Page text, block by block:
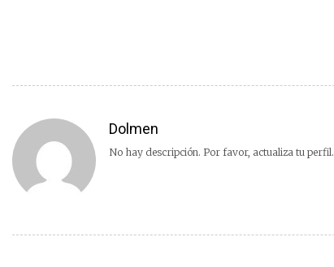
Dolmen
No hay descripción. Por favor, actualiza tu perfil.